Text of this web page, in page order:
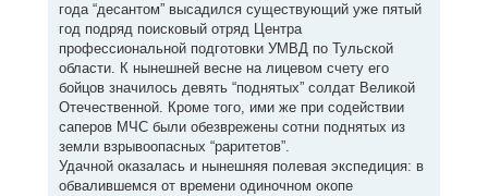
года “десантом” высадился существующий уже пятый
год подряд поисковый отряд Центра
профессиональной подготовки УМВД по Тульской
области. К нынешней весне на лицевом счету его
бойцов значилось девять “поднятых” солдат Великой
Отечественной. Кроме того, ими же при содействии
саперов МЧС были обезврежены сотни поднятых из
земли взрывоопасных “раритетов”.
Удачной оказалась и нынешняя полевая экспедиция: в
обвалившемся от времени одиночном окопе